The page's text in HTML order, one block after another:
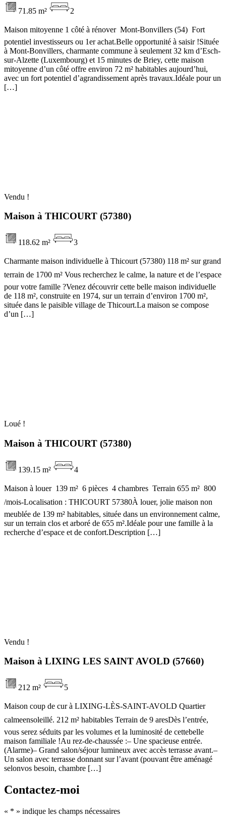
71.85 m² 2
Maison mitoyenne 1 côté à rénover  Mont-Bonvillers (54)  Fort
potentiel investisseurs ou 1er achat.Belle opportunité à saisir !Située
à Mont-Bonvillers, charmante commune à seulement 32 km d’Esch-
sur-Alzette (Luxembourg) et 15 minutes de Briey, cette maison
mitoyenne d’un côté offre environ 72 m² habitables aujourd’hui,
avec un fort potentiel d’agrandissement après travaux.Idéale pour un
[…]
Vendu !
Maison à THICOURT (57380)
118.62 m² 3
Charmante maison individuelle à Thicourt (57380) 118 m² sur grand
terrain de 1700 m² Vous recherchez le calme, la nature et de l’espace
pour votre famille ?Venez découvrir cette belle maison individuelle
de 118 m², construite en 1974, sur un terrain d’environ 1700 m²,
située dans le paisible village de Thicourt.La maison se compose
d’un […]
Loué !
Maison à THICOURT (57380)
139.15 m² 4
Maison à louer  139 m²  6 pièces  4 chambres  Terrain 655 m²  800
/mois-Localisation : THICOURT 57380À louer, jolie maison non
meublée de 139 m² habitables, située dans un environnement calme,
sur un terrain clos et arboré de 655 m².Idéale pour une famille à la
recherche d’espace et de confort.Description […]
Vendu !
Maison à LIXING LES SAINT AVOLD (57660)
212 m² 5
Maison coup de cur à LIXING-LÈS-SAINT-AVOLD Quartier
calmeensoleillé. 212 m² habitables Terrain de 9 aresDès l’entrée,
vous serez séduits par les volumes et la luminosité de cettebelle
maison familiale !Au rez-de-chaussée :– Une spacieuse entrée.
(Alarme)– Grand salon/séjour lumineux avec accès terrasse avant.–
Un salon avec terrasse donnant sur l’avant (pouvant être aménagé
selonvos besoin, chambre […]
Contactez-moi
« * » indique les champs nécessaires